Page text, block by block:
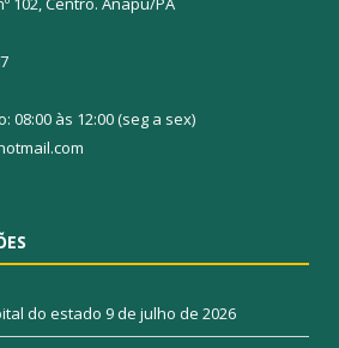
às 12:00 (seg a sex)
do estado 9 de julho de 2026